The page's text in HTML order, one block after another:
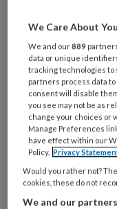
centrum de
'De grootste
veiligheid
‘Geduld en
We Care About
We and our889
data or unique
tracking technologies to
partners process data
consent will disable
you see may not be as
change your choices or
Manage Preferences
have effect within our
Policy. Privacy
Would you rather not?
cookies, these do not
We and our